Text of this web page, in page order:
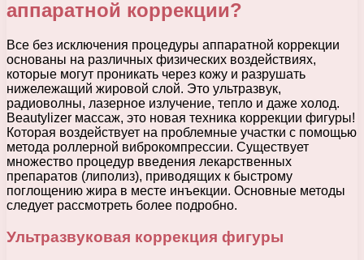
аппаратной коррекции?
Все без исключения процедуры аппаратной коррекции
основаны на различных физических воздействиях,
которые могут проникать через кожу и разрушать
нижележащий жировой слой. Это ультразвук,
радиоволны, лазерное излучение, тепло и даже холод.
Beautylizer массаж, это новая техника коррекции фигуры!
Которая воздействует на проблемные участки с помощью
метода роллерной виброкомпрессии. Существует
множество процедур введения лекарственных
препаратов (липолиз), приводящих к быстрому
поглощению жира в месте инъекции. Основные методы
следует рассмотреть более подробно.
Ультразвуковая коррекция фигуры